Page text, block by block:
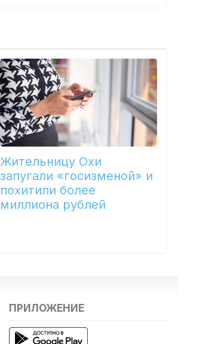
Жительницу Охи
запугали «госизменой» и
похитили более
миллиона рублей
ПРИЛОЖЕНИЕ